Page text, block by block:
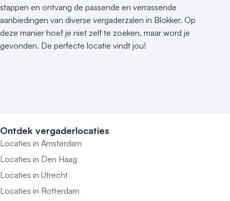
stappen en ontvang de passende en verrassende
aanbiedingen van diverse vergaderzalen in Blokker. Op
deze manier hoef je niet zelf te zoeken, maar word je
gevonden. De perfecte locatie vindt jou!
Ontdek vergaderlocaties
Locaties in Amsterdam
Locaties in Den Haag
Locaties in Utrecht
Locaties in Rotterdam